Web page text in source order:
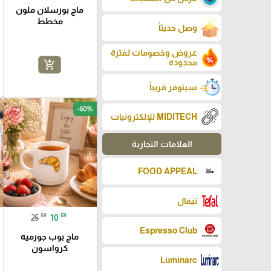
وصل حديثاً
عروض وخصومات لفترة
محدودة
سيتوفر قريباً
MIDITECH للإلكترونيات
العلامات التجارية
FOOD APPEAL
تيفال
Espresso Club
Luminarc
ماج بورسلان ملون
مخطط
add_shopping_cart
favorite_border -60%
25 ₪ 10 ₪
ماج بوب جورميه
كرواسون